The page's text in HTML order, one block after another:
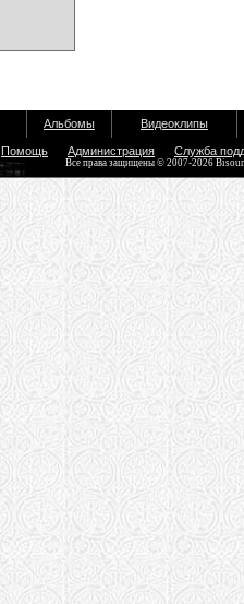
Альбомы Видеоклипы
Помощь Администрация Служба
Все права защищены © 2007-2026